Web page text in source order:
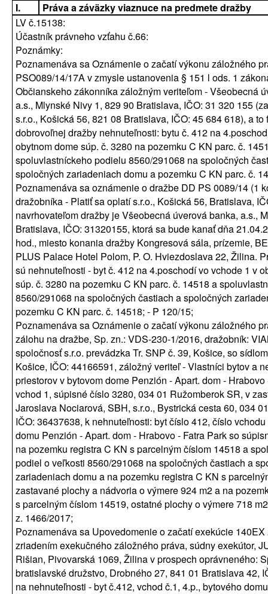
I.
Práva a záväzky viaznuce na predmete dražby
LV č.15138:
Účastník právneho vzťahu č.66:
Poznámky:
Poznamenáva sa Oznámenie o začatí výkonu záložného
PSO089/14/17A v zmysle ustanovenia § 151 l ods. 1
Občianskeho zákonníka záložným veriteľom - Všeobecná
a.s., Mlynské Nivy 1, 829 90 Bratislava, IČO: 31 320 155
s.r.o., Košická 56, 821 08 Bratislava, IČO: 45 684 618), a to
dobrovoľnej dražby nehnuteľnosti: bytu č. 412 na
obytnom dome súp. č. 3280 na pozemku C KN parc. č.
spoluvlastníckeho podielu 8560/291068 na spoločných
spoločných zariadeniach domu a pozemku C KN parc. č.
Poznamenáva sa oznámenie o dražbe DD PS 0089/14 (1
dražobníka - Platiť sa oplatí s.r.o., Košická 56, Bratislava,
navrhovateľom dražby je Všeobecná úverová banka, a.s.,
Bratislava, IČO: 31320155, ktorá sa bude kanať dňa
hod., miesto konania dražby Kongresová sála, prízemie,
PLUS Palace Hotel Polom, P. O. Hviezdoslava 22, Žilina.
sú nehnuteľnosti - byt č. 412 na 4.poschodí vo vchode 1 v
súp. č. 3280 na pozemku C KN parc. č. 14518 a
8560/291068 na spoločných častiach a spoločných
pozemku C KN parc. č. 14518; - P 120/15;
Poznamenáva sa Oznámenie o začatí výkonu záložného
zálohu na dražbe, Sp. zn.: VDS-230-1/2016, dražobník:
spoločnosť s.r.o. prevádzka Tr. SNP č. 39, Košice, so
Košice, IČO: 44166591, záložný veriteľ - Vlastníci bytov a
priestorov v bytovom dome Penzión - Apart. dom - Hrabovo
vchod 1, súpisné číslo 3280, 034 01 Ružomberok SR, v
Jaroslava Nociarová, SBH, s.r.o., Bystrická cesta 60, 034
IČO: 36437638, k nehnuteľnosti: byt číslo 412, číslo
domu Penzión - Apart. dom - Hrabovo - Fatra Park so
na pozemku registra C KN s parcelným číslom 14518 a
podiel o veľkosti 8560/291068 na spoločných častiach a
zariadeniach domu a na pozemku registra C KN s
zastavané plochy a nádvoria o výmere 924 m2 a na
s parcelným číslom 14519, ostatné plochy o výmere 718
z. 1466/2017;
Poznamenáva sa Upovedomenie o začatí exekúcie 140EX
zriadením exekučného záložného práva, súdny exekútor,
Rišian, Pivovarská 1069, Žilina v prospech oprávneného:
bratislavské družstvo, Drobného 27, 841 01 Bratislava 42,
na nehnuteľnosti - byt č.412, vchod č.1, 4.p., bytového